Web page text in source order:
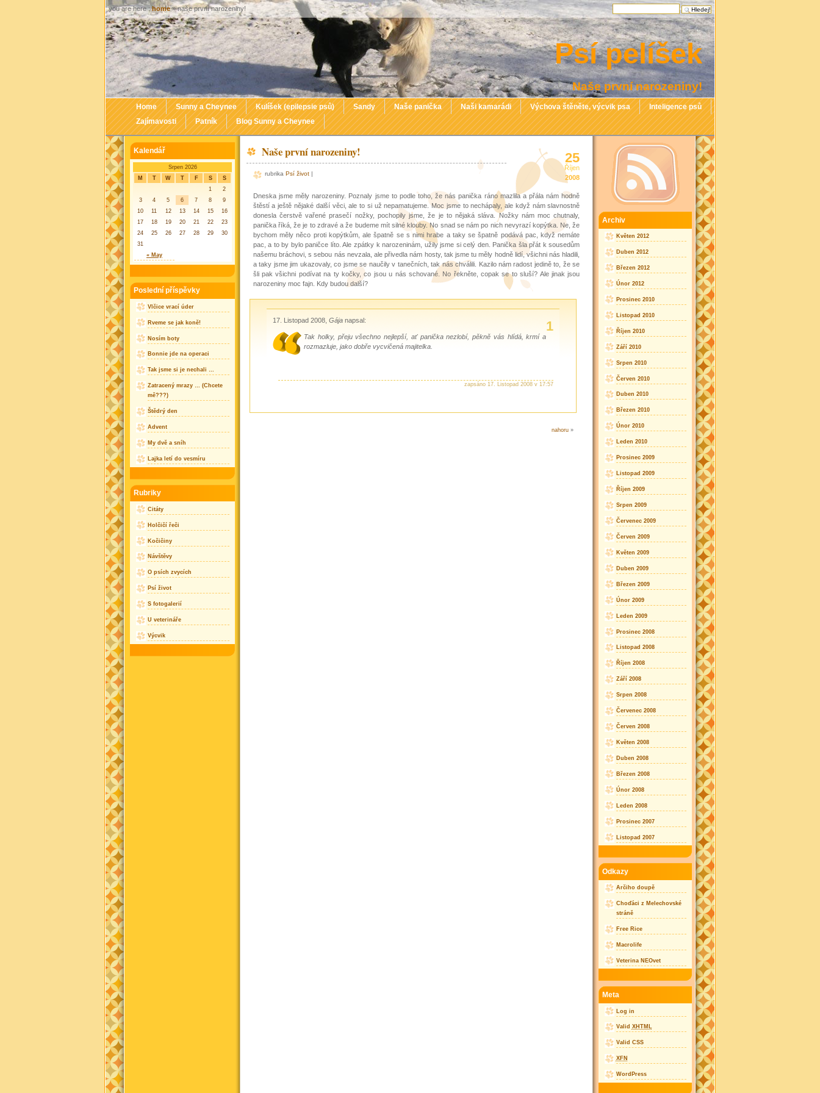
Psí pelíšek
Naše první narozeniny!
Home Sunny a Cheynee Kulíšek (epilepsie psů) Sandy Naše panička Naši kamarádi Výchova štěněte, výcvik psa
Inteligence psů
Zajímavosti
Patník Blog Sunny a Cheynee
25
Říjen
2008
Naše první narozeniny!
rubrika Psí život|
Dneska jsme měly narozeniny. Poznaly jsme to podle toho, že nás panička ráno mazlila a přála nám hodně
štěstí a ještě nějaké další věci, ale to si už nepamatujeme. Moc jsme to nechápaly, ale když nám slavnostně
donesla čerstvě vařené prasečí nožky, pochopily jsme, že je to nějaká sláva. Nožky nám moc chutnaly,
panička říká, že je to zdravé a že budeme mít silné klouby. No snad se nám po nich nevyrazí kopýtka. Ne, že
bychom měly něco proti kopýtkům, ale špatně se s nimi hrabe a taky se špatně podává pac, když nemáte
pac, a to by bylo paničce líto. Ale zpátky k narozeninám, užily jsme si celý den. Panička šla přát k sousedům
našemu bráchovi, s sebou nás nevzala, ale přivedla nám hosty, tak jsme tu měly hodně lidí, všichni nás hladili,
a taky jsme jim ukazovaly, co jsme se naučily v tanečních, tak nás chválili. Kazilo nám radost jedině to, že se
šli pak všichni podívat na ty kočky, co jsou u nás schované. No řekněte, copak se to sluší? Ale jinak jsou
narozeniny moc fajn. Kdy budou další?
1
17. Listopad 2008, Gájanapsal:
Tak holky, přeju všechno nejlepší, ať panička nezlobí, pěkně vás hlídá, krmí a
rozmazluje, jako dobře vycvičená majitelka.
zapsáno 17. Listopad 2008 v 17:57
nahoru »
Kalendář
Srpen 2026
M
T W T F S S
« May
1
2
3
4 5 6 7 8
9
10
11 12 13 14 15
16
17
18 19 20 21 22
23
24
25 26 27 28 29
30
31
Poslední příspěvky
Vlčice vrací úder
Rveme se jak koně!
Nosím boty
Bonnie jde na operaci
Tak jsme si je nechali …
Zatracený mrazy … (Chcete
mě???)
Štědrý den
Advent
My dvě a sníh
Lajka letí do vesmíru
Rubriky
Citáty
Holčičí řeči
Kočičiny
Návštěvy
O psích zvycích
Psí život
S fotogalerií
U veterináře
Výcvik
Archiv
Květen 2012
Duben 2012
Březen 2012
Únor 2012
Prosinec 2010
Listopad 2010
Říjen 2010
Září 2010
Srpen 2010
Červen 2010
Duben 2010
Březen 2010
Únor 2010
Leden 2010
Prosinec 2009
Listopad 2009
Říjen 2009
Srpen 2009
Červenec 2009
Červen 2009
Květen 2009
Duben 2009
Březen 2009
Únor 2009
Leden 2009
Prosinec 2008
Listopad 2008
Říjen 2008
Září 2008
Srpen 2008
Červenec 2008
Červen 2008
Květen 2008
Duben 2008
Březen 2008
Únor 2008
Leden 2008
Prosinec 2007
Listopad 2007
Odkazy
Arčiho doupě
Choďáci z Melechovské
stráně
Free Rice
Macrolife
Veterina NEOvet
Meta
Log in
Valid XHTML
Valid CSS
XFN
WordPress
you are here :home» naše první narozeniny!